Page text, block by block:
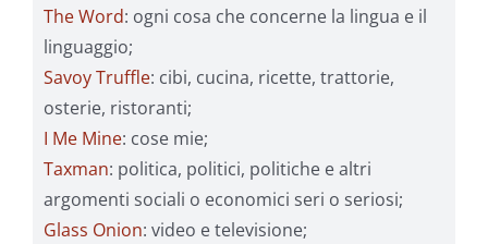
The Word: ogni cosa che concerne la lingua e il
linguaggio;
Savoy Truffle: cibi, cucina, ricette, trattorie,
osterie, ristoranti;
I Me Mine: cose mie;
Taxman: politica, politici, politiche e altri
argomenti sociali o economici seri o seriosi;
Glass Onion: video e televisione;